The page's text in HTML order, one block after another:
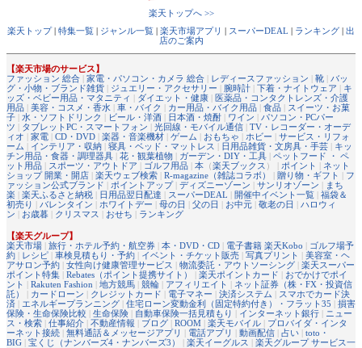
楽天トップへ >>
楽天トップ| 特集一覧 | ジャンル一覧 | 楽天市場アプリ | スーパーDEAL | ランキング | 出
店のご案内
【楽天市場のサービス】
ファッション 総合 | 家電・パソコン・カメラ 総合 | レディースファッション | 靴 | バッ
グ・小物・ブランド雑貨 | ジュエリー・アクセサリー | 腕時計 | 下着・ナイトウェア | キ
ッズ・ベビー用品・マタニティ | ダイエット・健康 | 医薬品・コンタクトレンズ・介護
用品 | 美容・コスメ・香水 | 車・バイク | カー用品・バイク用品 | 食品 | スイーツ・お菓
子 | 水・ソフトドリンク | ビール・洋酒 | 日本酒・焼酎 | ワイン | パソコン・PCパー
ツ | タブレットPC・スマートフォン | 光回線・モバイル通信 | TV・レコーダー・オーデ
ィオ | 家電 | CD・DVD | 楽器・音楽機材 | ゲーム | おもちゃ | ホビー | サービス・リフォ
ーム | インテリア・収納 | 寝具・ベッド・マットレス | 日用品雑貨・文房具・手芸 | キッ
チン用品・食器・調理器具 | 花・観葉植物 | ガーデン・DIY・工具 | ペットフード ・ ペ
ット用品 | スポーツ・アウトドア | ゴルフ用品 | 本 （楽天ブックス ） | ポイント | ネット
ショップ 開業・開店 | 楽天ウェブ検索 | R-magazine（雑誌コラボ） | 贈り物・ギフト | フ
ァッション公式ブランド | ポイントアップ| ディズニーゾーン | サンリオゾーン | まち
楽 | 楽天ふるさと納税 | 日用品翌日配達 | スーパーDEAL | 開催中イベント一覧 | 福袋＆
初売り | バレンタイン | ホワイトデー | 母の日 | 父の日 | お中元 | 敬老の日 | ハロウィ
ン | お歳暮 | クリスマス | おせち | ランキング
【楽天グループ】
楽天市場 | 旅行・ホテル予約・航空券 | 本・DVD・CD | 電子書籍 楽天Kobo | ゴルフ場予
約 | レシピ | 車検見積もり・予約 | イベント・チケット販売 | 写真プリント | 美容室・ヘ
アサロン予約 | 女性向け健康管理サービス | 物流委託・アウトソーシング | 楽天スーパー
ポイント特集 | Rebates（ポイント提携サイト） | 楽天ポイントカード | おでかけでポイ
ント | Rakuten Fashion | 地方競馬 | 競輪 | アフィリエイト | ネット証券（株・FX・投資信
託）
| カードローン | クレジットカード | 電子マネー | 決済システム | スマホでカード決
済 | エネルギープランニング | 住宅ローン変動金利（固定特約付き）・フラット35 | 損害
保険・生命保険比較 | 生命保険 | 自動車保険一括見積もり | インターネット銀行 | ニュー
ス・検索 | 仕事紹介 | 不動産情報 | ブログ | ROOM | 楽天モバイル | プロバイダ・インタ
ーネット接続 | 無料通話＆メッセージアプリ | 電話アプリ | 動画配信 | 占い | toto・
BIG | 宝くじ（ナンバーズ4・ナンバーズ3） | 楽天イーグルス | 楽天グループ サービス一